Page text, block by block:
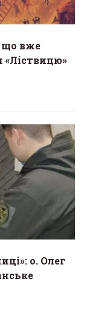
що вже
«Ліствицю»
о. Олег